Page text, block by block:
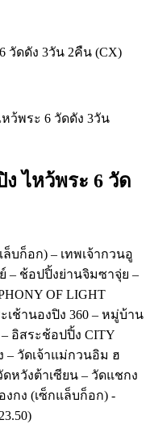
วัดดัง 3วัน 2คืน (CX)
ไหว้พระ 6 วัด
บก็อก) – เทพเจ้ากวนอู
– ช้อปปิ้งย่านจิมซาจุ่ย –
OF LIGHT
ะเช้านองปิง 360 – หมู่บ้าน
อิสระช้อปปิ้ง CITY
– วัดเจ้าแม่กวนอิม ฮ
ดหวังต้าเซียน – วัดแชกง
กง (เซ็กแล็บก็อก) -